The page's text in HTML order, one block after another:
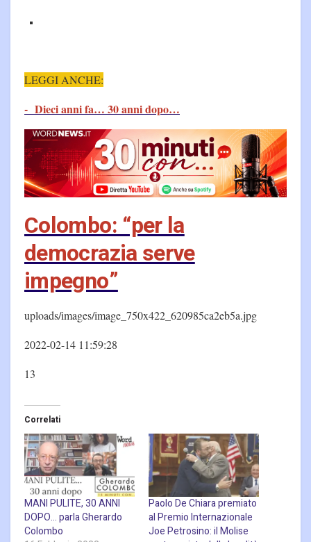
LEGGI ANCHE:
- Dieci anni fa… 30 anni dopo…
Colombo: “per la
democrazia serve
impegno”
uploads/images/image_750x422_620985ca2eb5a.jpg
2022-02-14 11:59:28
13
Correlati
MANI PULITE, 30 ANNI
DOPO… parla Gherardo
Colombo
Paolo De Chiara premiato
al Premio Internazionale
Joe Petrosino: il Molise